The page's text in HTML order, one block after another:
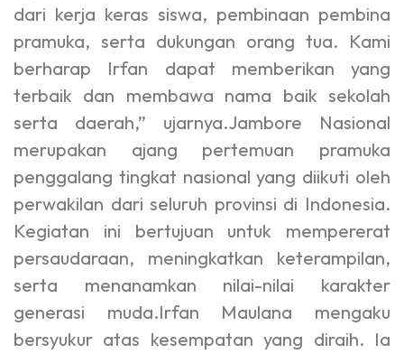
dari kerja keras siswa, pembinaan pembina
pramuka, serta dukungan orang tua. Kami
berharap Irfan dapat memberikan yang
terbaik dan membawa nama baik sekolah
serta daerah,” ujarnya.Jambore Nasional
merupakan ajang pertemuan pramuka
penggalang tingkat nasional yang diikuti oleh
perwakilan dari seluruh provinsi di Indonesia.
Kegiatan ini bertujuan untuk mempererat
persaudaraan, meningkatkan keterampilan,
serta menanamkan nilai-nilai karakter
generasi muda.Irfan Maulana mengaku
bersyukur atas kesempatan yang diraih. Ia